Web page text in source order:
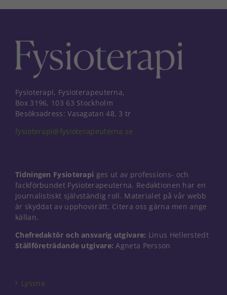
Fysioterapi, Fysioterapeuterna,
Box 3196, 103 63 Stockholm
Besöksadress: Vasagatan 48, 3 tr
fysioterapi@fysioterapeuterna.se
Tidningen Fysioterapi ges ut av professions- och
fackförbundet Fysioterapeuterna. Redaktionen har en
journalistiskt självständig roll. Materialet på vår webb
är skyddat av upphovsrätt. Citera oss gärna men ange
källan.
Chefredaktör och ansvarig utgivare: Linus Hellerstedt
Ställföreträdande utgivare: Agneta Persson
Lyssna
Nödvändiga